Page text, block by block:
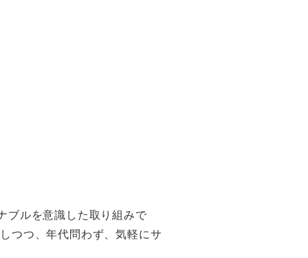
ブルを意識した取り組みで
つつ、年代問わず、気軽にサ